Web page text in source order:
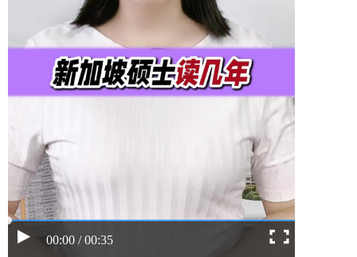
00:00 / 00:35